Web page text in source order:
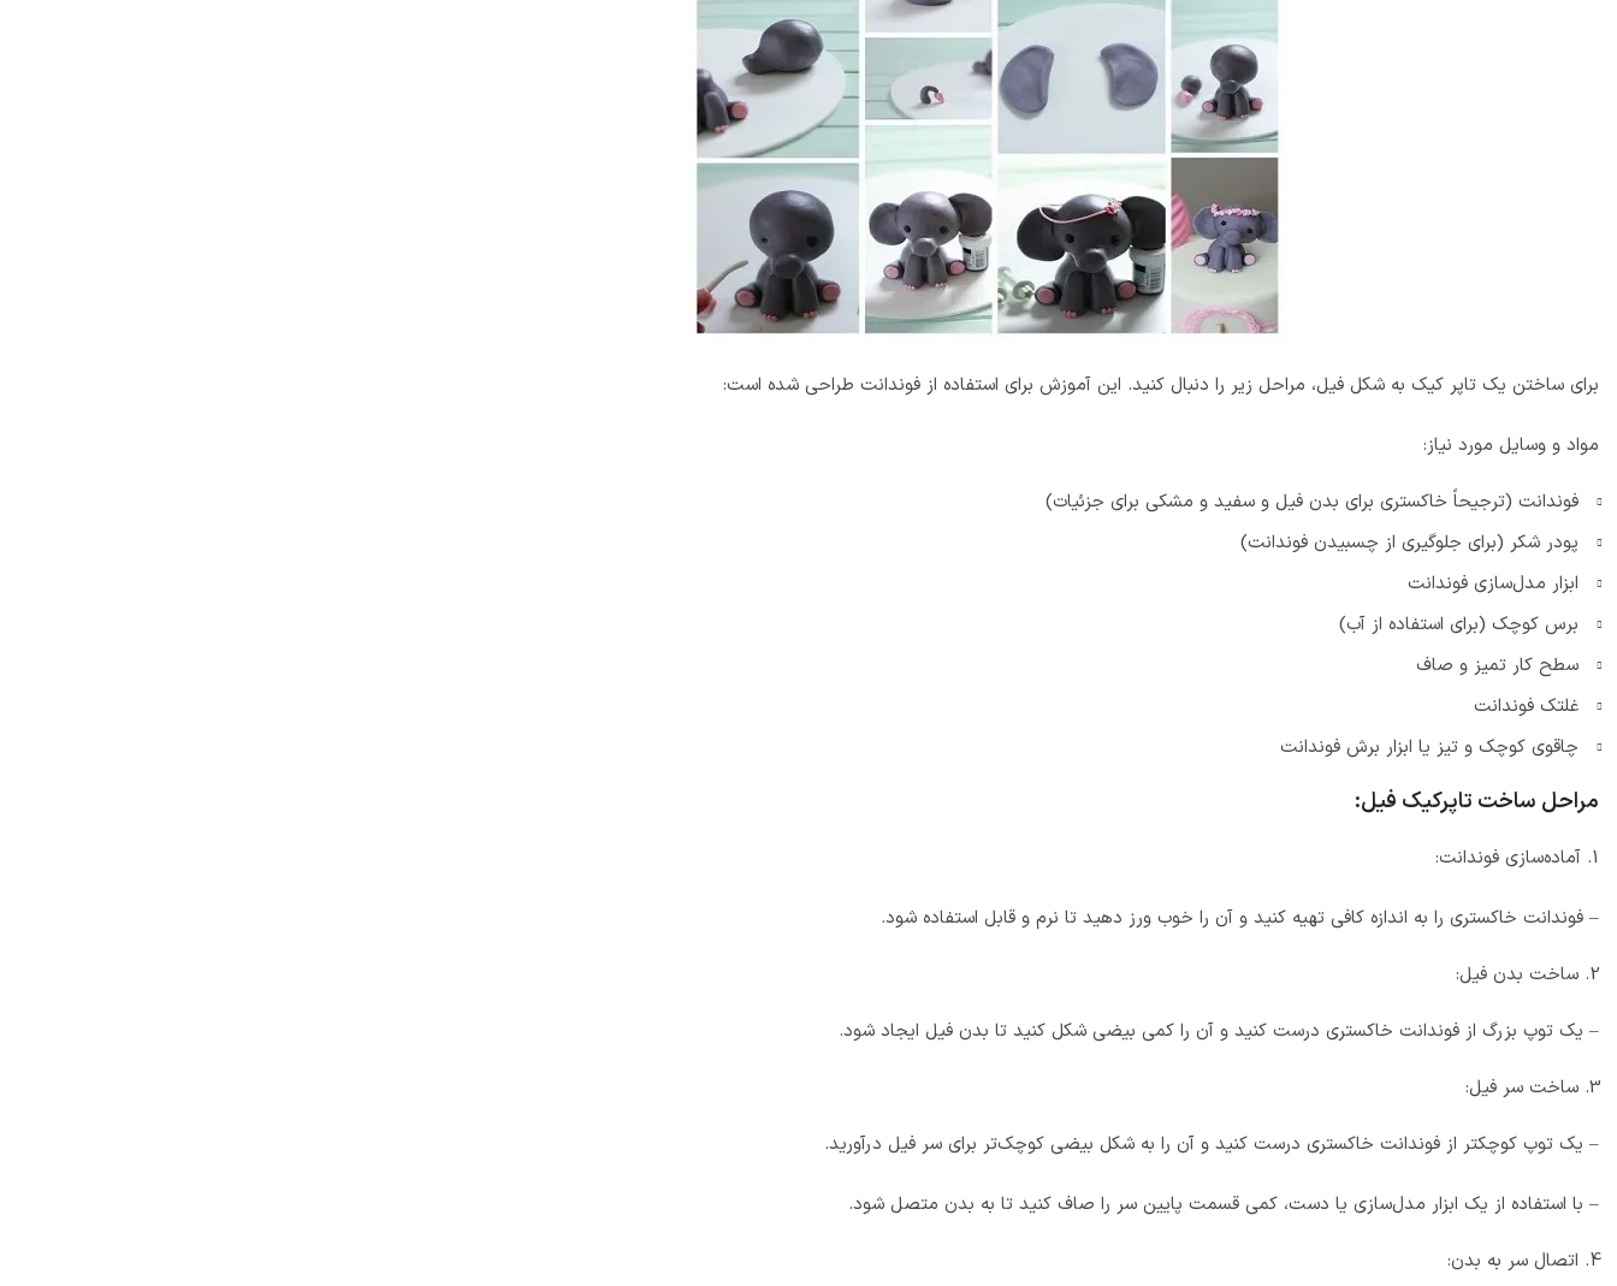
برای ساختن یک تاپر کیک به شکل فیل، مراحل زیر را دنبال کنید. این آموزش برای استفاده از فوندانت طراحی شده است:
مواد و وسایل مورد نیاز:
فوندانت (ترجیحاً خاکستری برای بدن فیل و سفید و مشکی برای جزئیات)
پودر شکر (برای جلوگیری از چسبیدن فوندانت)
ابزار مدل‌سازی فوندانت
برس کوچک (برای استفاده از آب)
سطح کار تمیز و صاف
غلتک فوندانت
چاقوی کوچک و تیز یا ابزار برش فوندانت
مراحل ساخت تاپرکیک فیل:
1. آماده‌سازی فوندانت:
– فوندانت خاکستری را به اندازه کافی تهیه کنید و آن را خوب ورز دهید تا نرم و قابل استفاده شود.
ساخت بدن فیل:
– یک توپ بزرگ از فوندانت خاکستری درست کنید و آن را کمی بیضی شکل کنید تا بدن فیل ایجاد شود.
ساخت سر فیل:
– یک توپ کوچکتر از فوندانت خاکستری درست کنید و آن را به شکل بیضی کوچک‌تر برای سر فیل درآورید.
– با استفاده از یک ابزار مدل‌سازی یا دست، کمی قسمت پایین سر را صاف کنید تا به بدن متصل شود.
اتصال سر به بدن: